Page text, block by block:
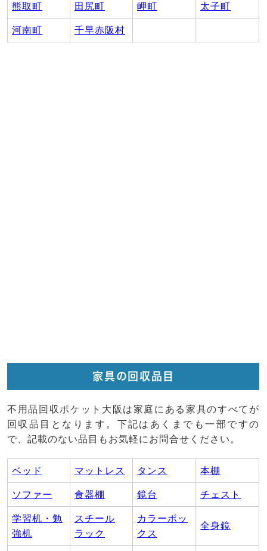
熊取町 田尻町 岬町 太子町
河南町 千早赤阪村
家具の回収品目
不用品回収ポケット大阪は家庭にある家具のすべてが
回収品目となります。下記はあくまでも一部ですの
で、記載のない品目もお気軽にお問合せください。
ベッド マットレス タンス 本棚
ソファー 食器棚 鏡台 チェスト
学習机・勉
強机
スチール
ラック
カラーボッ
クス
全身鏡